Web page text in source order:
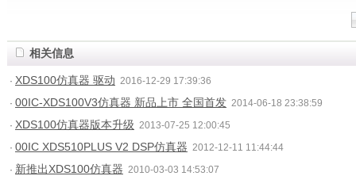
相关信息
· XDS100仿真器 驱动 2016-12-29 17:39:36
· 00IC-XDS100V3仿真器 新品上市 全国首发 2014-06-18 23:38:59
· XDS100仿真器版本升级 2013-07-25 12:00:45
· 00IC XDS510PLUS V2 DSP仿真器 2012-12-11 11:44:44
· 新推出XDS100仿真器 2010-03-03 14:53:07